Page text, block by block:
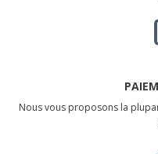
Nous vous proposons la